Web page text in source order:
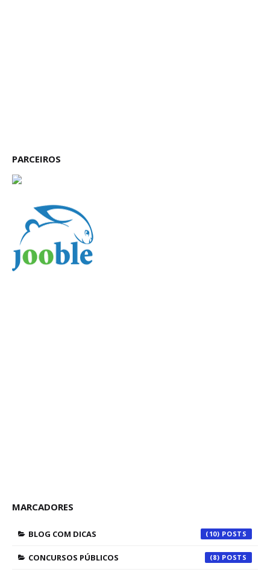
PARCEIROS
MARCADORES
BLOG COM DICAS (10)
CONCURSOS PÚBLICOS (8)